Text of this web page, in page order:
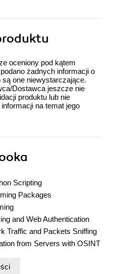
oceniony pod kątem
żadnych informacji o
są one niewystarczające.
Dostawca jeszcze nie
produktu lub nie
na temat jego
Scripting
Packages
and Web Authentication
Traffic and Packets Sniffing
from Servers with OSINT
SFTP, and SSH Servers